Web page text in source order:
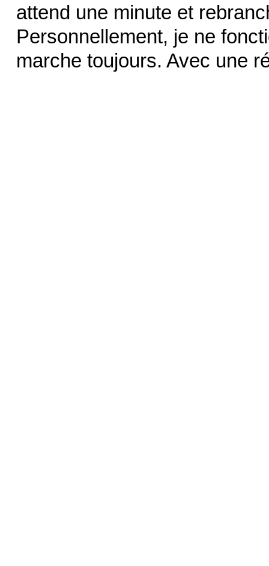
attend une minute et
Personnellement, je ne
marche toujours. Avec une